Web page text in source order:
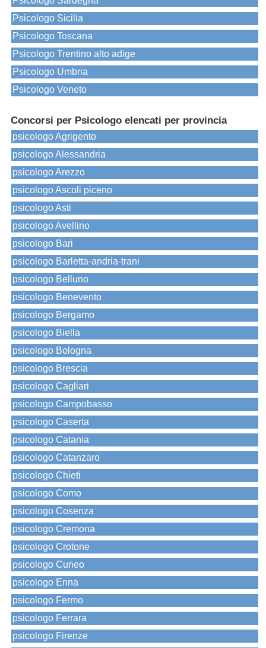
Psicologo Sicilia
Psicologo Toscana
Psicologo Trentino alto adige
Psicologo Umbria
Psicologo Veneto
Concorsi per Psicologo elencati per provincia
psicologo Agrigento
psicologo Alessandria
psicologo Arezzo
psicologo Ascoli piceno
psicologo Asti
psicologo Avellino
psicologo Bari
psicologo Barletta-andria-trani
psicologo Belluno
psicologo Benevento
psicologo Bergamo
psicologo Biella
psicologo Bologna
psicologo Brescia
psicologo Cagliari
psicologo Campobasso
psicologo Caserta
psicologo Catania
psicologo Catanzaro
psicologo Chieti
psicologo Como
psicologo Cosenza
psicologo Cremona
psicologo Crotone
psicologo Cuneo
psicologo Enna
psicologo Fermo
psicologo Ferrara
psicologo Firenze